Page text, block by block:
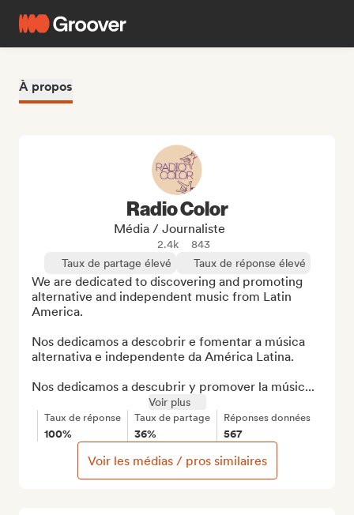
À propos
Radio Color
Média / Journaliste
2.4k
843
Taux de partage élevé
Taux de réponse élevé
We are dedicated to discovering and promoting
alternative and independent music from Latin
America.
Nos dedicamos a descobrir e fomentar a música
alternativa e independente da América Latina.
Nos dedicamos a descubrir y promover la músic...
Voir plus
Taux de réponse
100%
Taux de partage
36%
Réponses données
567
Voir les médias / pros similaires